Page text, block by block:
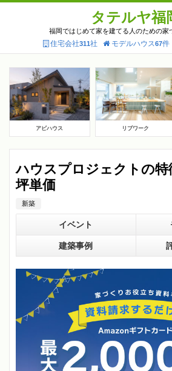
タテルヤ福
福岡ではじめて家を建てる人のための家
住宅会社311社 モデルハウス67件
アビハウス リブワーク
ハウスプロジェクトの特
坪単価
新築
イベント
建築事例